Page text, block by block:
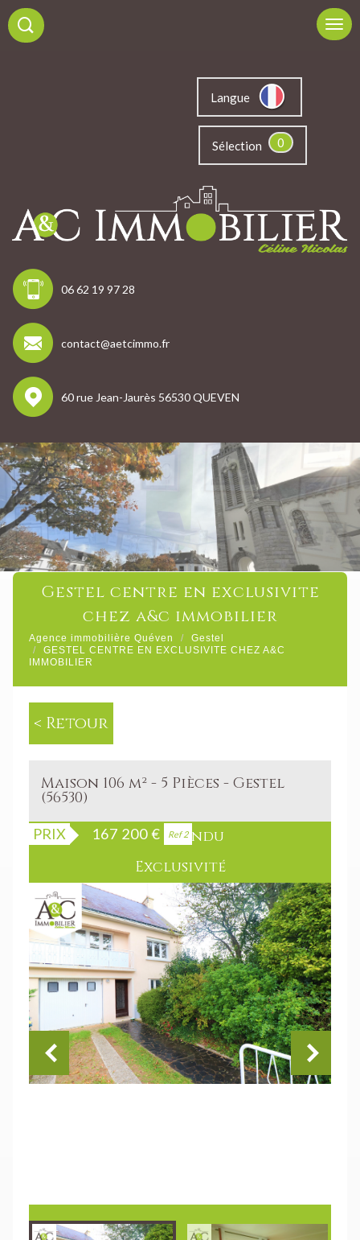
Langue
Sélection 0
06 62 19 97 28
contact@aetcimmo.fr
60 rue Jean-Jaurès 56530 QUEVEN
gestel centre en exclusivite
chez a&c immobilier
Agence immobilière Quéven
Gestel
GESTEL CENTRE EN EXCLUSIVITE CHEZ A&C
IMMOBILIER
< Retour
Maison 106 m² - 5 Pièces - Gestel
(56530)
PRIX 167 200€ Ref 2
Bien vendu
Exclusivité